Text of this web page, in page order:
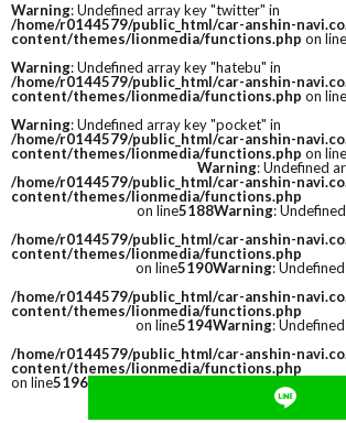
Warning: Undefined array key "twitter" in
/home/r0144579/public_html/car-anshin-
content/themes/lionmedia/functions.php on line
Warning: Undefined array key "hatebu" in
/home/r0144579/public_html/car-anshin-
content/themes/lionmedia/functions.php on line
Warning: Undefined array key "pocket" in
/home/r0144579/public_html/car-anshin-
content/themes/lionmedia/functions.php on line
Warning: Undefined
/home/r0144579/public_html/car-anshin-
content/themes/lionmedia/functions.php
on line5188Warning:
/home/r0144579/public_html/car-anshin-
content/themes/lionmedia/functions.php
on line5190Warning:
/home/r0144579/public_html/car-anshin-
content/themes/lionmedia/functions.php
on line5194Warning:
/home/r0144579/public_html/car-anshin-
content/themes/lionmedia/functions.php
on line5196